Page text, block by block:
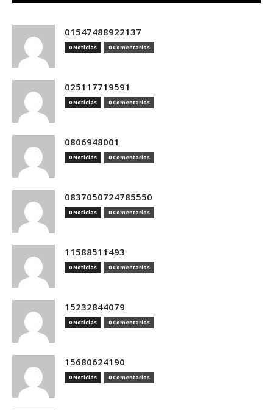
01547488922137
0 Noticias 0 Comentarios
025117719591
0 Noticias 0 Comentarios
0806948001
0 Noticias 0 Comentarios
0837050724785550
0 Noticias 0 Comentarios
11588511493
0 Noticias 0 Comentarios
15232844079
0 Noticias 0 Comentarios
15680624190
0 Noticias 0 Comentarios